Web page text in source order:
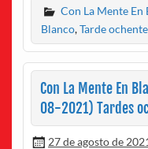
Con La Mente En
Blanco,Tarde
Con La Mente En
08-2021) Tardes
27 de agosto de